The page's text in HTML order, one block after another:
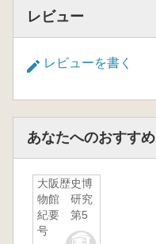
レビュー
レビューを書く
あなたへのおすすめ
大阪歴史博
物館 研究
紀要 第5
号